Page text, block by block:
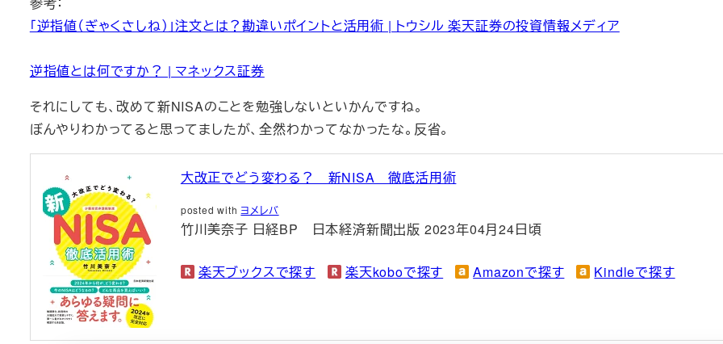
「逆指値（ぎゃくさしね）」注文とは？勘違いポイントと活用術 | トウシル 楽天証券の投資情報メディア
逆指値とは何ですか？ | マネックス証券
それにしても、改めて新NISAのことを勉強しないといかんですね。
ぼんやりわかってると思ってましたが、全然わかってなかったな。反省。
大改正でどう変わる？ 新NISA 徹底活用術
posted with ヨメレバ
竹川美奈子 日経BP 日本経済新聞出版 2023年04月24日頃
楽天ブックスで探す 楽天koboで探す Amazonで探す Kindleで探す